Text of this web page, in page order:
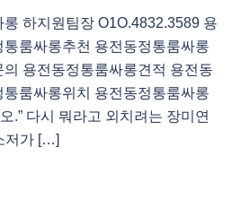
하지원팀장 O1O.4832.3589 용
룸싸롱추천 용전동정통룸싸롱
용전동정통룸싸롱견적 용전동
룸싸롱위치 용전동정통룸싸롱
.” 다시 뭐라고 외치려는 장미연
저가 […]